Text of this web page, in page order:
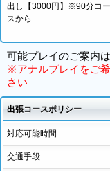
出し【3000円】※90分コー
スから
可能プレイのご案内は
※アナルプレイをご
さい
出張コースポリシー
対応可能時間
交通手段